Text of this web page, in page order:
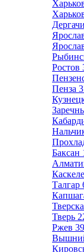
Дергачи
Ростов
Пенза
Баксан
Талгар
Тверь
Ржев 39